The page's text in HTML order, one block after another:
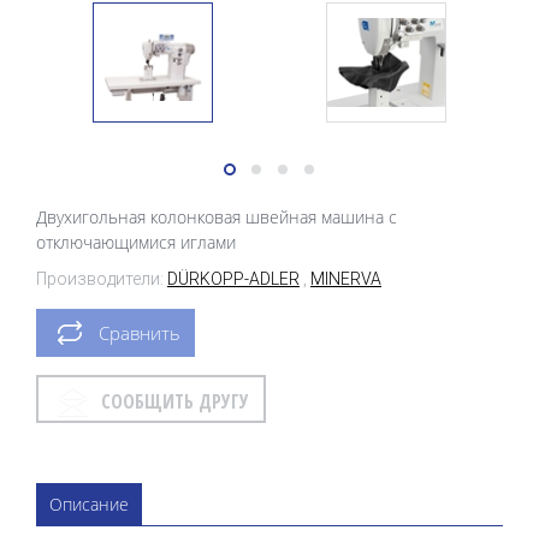
Двухигольная колонковая швейная машина с
отключающимися иглами
Производители: DÜRKOPP-ADLER MINERVA
Сравнить
СООБЩИТЬ ДРУГУ
Описание